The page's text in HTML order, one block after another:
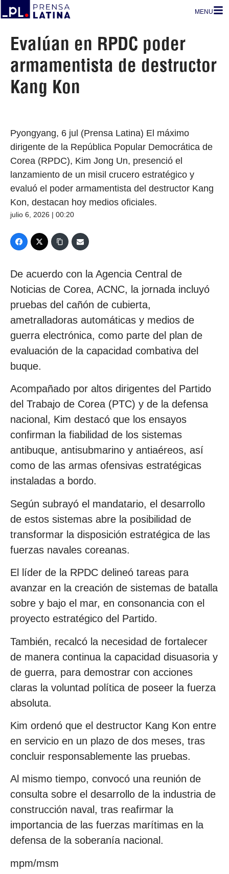
MENU
Evalúan en RPDC poder
armamentista de destructor
Kang Kon
Pyongyang, 6 jul (Prensa Latina) El máximo
dirigente de la República Popular Democrática de
Corea (RPDC), Kim Jong Un, presenció el
lanzamiento de un misil crucero estratégico y
evaluó el poder armamentista del destructor Kang
Kon, destacan hoy medios oficiales.
julio 6, 2026 | 00:20
De acuerdo con la Agencia Central de
Noticias de Corea, ACNC, la jornada incluyó
pruebas del cañón de cubierta,
ametralladoras automáticas y medios de
guerra electrónica, como parte del plan de
evaluación de la capacidad combativa del
buque.
Acompañado por altos dirigentes del Partido
del Trabajo de Corea (PTC) y de la defensa
nacional, Kim destacó que los ensayos
confirman la fiabilidad de los sistemas
antibuque, antisubmarino y antiaéreos, así
como de las armas ofensivas estratégicas
instaladas a bordo.
Según subrayó el mandatario, el desarrollo
de estos sistemas abre la posibilidad de
transformar la disposición estratégica de las
fuerzas navales coreanas.
El líder de la RPDC delineó tareas para
avanzar en la creación de sistemas de batalla
sobre y bajo el mar, en consonancia con el
proyecto estratégico del Partido.
También, recalcó la necesidad de fortalecer
de manera continua la capacidad disuasoria y
de guerra, para demostrar con acciones
claras la voluntad política de poseer la fuerza
absoluta.
Kim ordenó que el destructor Kang Kon entre
en servicio en un plazo de dos meses, tras
concluir responsablemente las pruebas.
Al mismo tiempo, convocó una reunión de
consulta sobre el desarrollo de la industria de
construcción naval, tras reafirmar la
importancia de las fuerzas marítimas en la
defensa de la soberanía nacional.
mpm/msm